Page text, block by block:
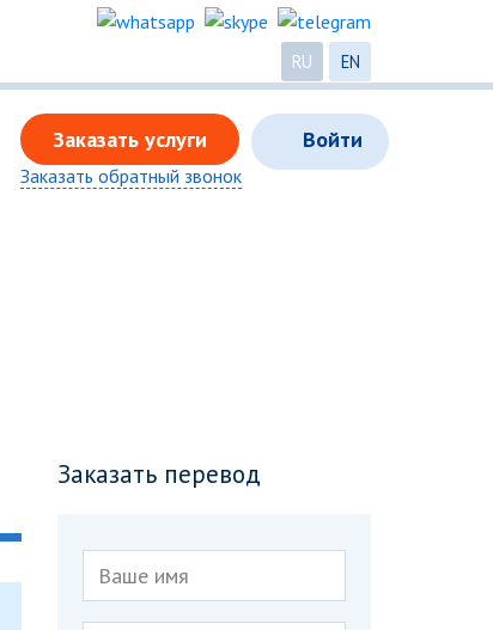
RU EN
Заказать услуги Войти
Заказать обратный звонок
Заказать перевод